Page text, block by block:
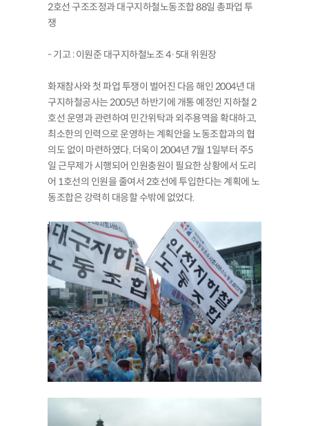
2호선 구조조정과 대구지하철노동조합 88일 총파업 투
쟁
- 기고 : 이원준 대구지하철노조 4·5대 위원장
화재참사와 첫 파업 투쟁이 벌어진 다음 해인 2004년 대
구지하철공사는 2005년 하반기에 개통 예정인 지하철 2
호선 운영과 관련하여 민간위탁과 외주용역을 확대하고,
최소한의 인력으로 운영하는 계획안을 노동조합과의 협
의도 없이 마련하였다. 더욱이 2004년 7월 1일부터 주5
일 근무제가 시행되어 인원충원이 필요한 상황에서 도리
어 1호선의 인원을 줄여서 2호선에 투입한다는 계획에 노
동조합은 강력히 대응할 수밖에 없었다.